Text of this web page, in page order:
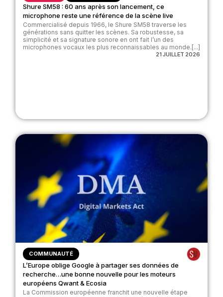
Shure SM58 : 60 ans après son lancement, ce
microphone reste une référence de la scène live
Commercialisé depuis 1966, le Shure SM58 traverse les
générations sans quitter les scènes. Sa robustesse, sa
simplicité et sa signature sonore en ont fait l’un des
microphones vocaux les plus reconnaissables au monde.[...]
21 JUILLET 2026
COMMUNAUTÉ
L’Europe oblige Google à partager ses données de
recherche…une bonne nouvelle pour les moteurs
européens Qwant & Ecosia
La Commission européenne franchit une nouvelle étape